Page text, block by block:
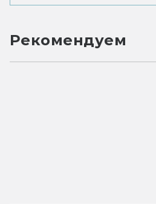
Рекомендуем